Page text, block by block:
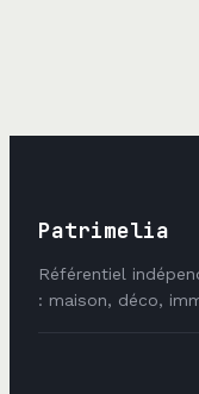
Patrimelia
Référentiel
: maison, déco,